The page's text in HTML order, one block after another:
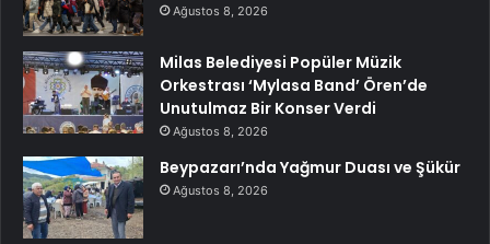
Ağustos 8, 2026
Milas Belediyesi Popüler Müzik
Orkestrası ‘Mylasa Band’ Ören’de
Unutulmaz Bir Konser Verdi
Ağustos 8, 2026
Beypazarı’nda Yağmur Duası ve Şükür
Ağustos 8, 2026